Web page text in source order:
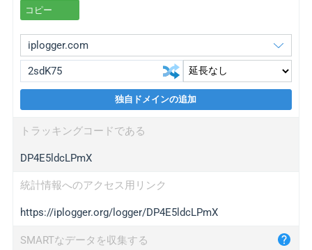
コピー
wl.gl
ed.tc
bc.ax
iplogger.com
maper.info
独自ドメインの追加
トラッキングコードである
DP4E5ldcLPmX
統計情報へのアクセス用リンク
https://iplogger.org/logger/DP4E5ldcLPmX
SMARTなデータを収集する